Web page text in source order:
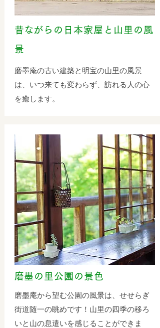
​昔ながらの日本家屋と山里の風
景
磨墨庵の古い建築と明宝の山里の風景
は、いつ来ても変わらず、訪れる人の心
を癒します。
磨墨の里公園の景色
磨墨庵から望む公園の風景は、せせらぎ
街道随一の眺めです！山里の四季の移ろ
いと山の息遣いを感じることができま